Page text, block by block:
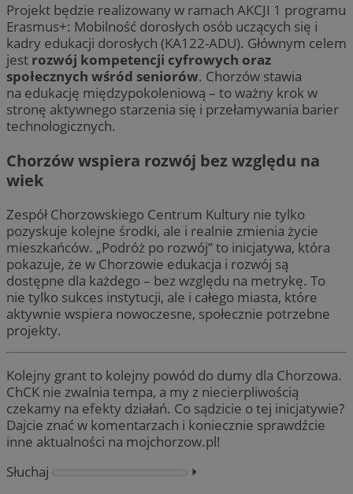
Projekt będzie realizowany w ramach AKCJI 1 programu
Erasmus+: Mobilność dorosłych osób uczących się i
kadry edukacji dorosłych (KA122-ADU). Głównym celem
jest rozwój kompetencji cyfrowych oraz
społecznych wśród seniorów. Chorzów stawia
na edukację międzypokoleniową – to ważny krok w
stronę aktywnego starzenia się i przełamywania barier
technologicznych.
Chorzów wspiera rozwój bez względu na
wiek
Zespół Chorzowskiego Centrum Kultury nie tylko
pozyskuje kolejne środki, ale i realnie zmienia życie
mieszkańców. „Podróż po rozwój” to inicjatywa, która
pokazuje, że w Chorzowie edukacja i rozwój są
dostępne dla każdego – bez względu na metrykę. To
nie tylko sukces instytucji, ale i całego miasta, które
aktywnie wspiera nowoczesne, społecznie potrzebne
projekty.
Kolejny grant to kolejny powód do dumy dla Chorzowa.
ChCK nie zwalnia tempa, a my z niecierpliwością
czekamy na efekty działań. Co sądzicie o tej inicjatywie?
Dajcie znać w komentarzach i koniecznie sprawdźcie
inne aktualności na mojchorzow.pl!
Słuchaj
⏵︎